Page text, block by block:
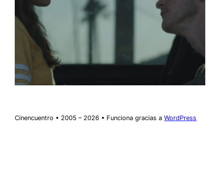
Cinencuentro • 2005 – 2026 • Funciona gracias aWordPress